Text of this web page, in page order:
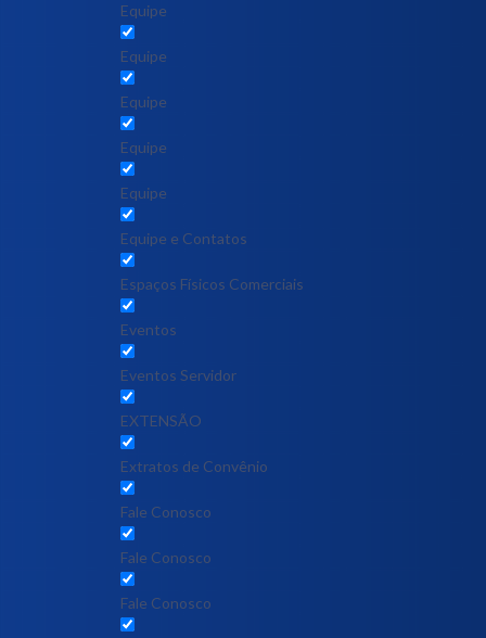
Equipe
Equipe
Equipe
Equipe
Equipe
Equipe e Contatos
Espaços Físicos Comerciais
Eventos
Eventos Servidor
EXTENSÃO
Extratos de Convênio
Fale Conosco
Fale Conosco
Fale Conosco